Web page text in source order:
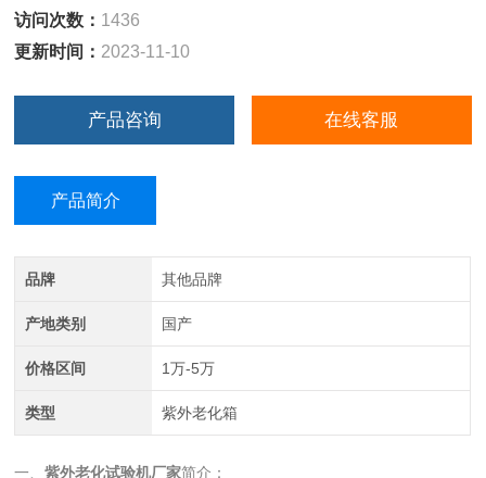
访问次数： 1436
更新时间： 2023-11-10
产品咨询 在线客服
产品简介
品牌 其他品牌
产地类别 国产
价格区间 1万-5万
类型 紫外老化箱
一、紫外老化试验机厂家简介：